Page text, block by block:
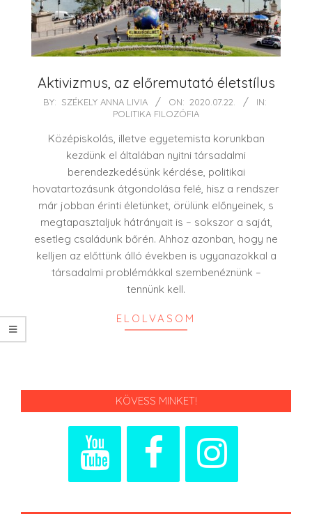
Aktivizmus, az előremutató életstílus
2020-
BY: SZÉKELY ANNA LIVIA ON: 2020.07.22.
IN:
POLITIKA FILOZÓFIA
Középiskolás, illetve egyetemista korunkban
kezdünk el általában nyitni társadalmi
berendezkedésünk kérdése, politikai
hovatartozásunk átgondolása felé, hisz a rendszer
már jobban érinti életünket, örülünk előnyeinek, s
megtapasztaljuk hátrányait is – sokszor a saját,
esetleg családunk bőrén. Ahhoz azonban, hogy ne
kelljen az előttünk álló években is ugyanazokkal a
társadalmi problémákkal szembenéznünk –
tennünk kell.
ELOLVASOM
KÖVESS MINKET!